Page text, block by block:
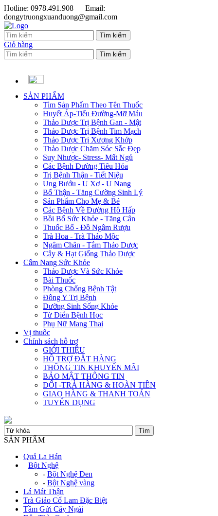
Hotline: 0978.491.908
Email:
dongytruongxuanduong@gmail.com
Giỏ hàng
SẢN PHẨM
Tìm Sản Phẩm Theo Tên Thuốc
Huyết Áp-Tiểu Đường-Mỡ Máu
Thảo Dược Trị Bệnh Gan - Mật
Thảo Dược Trị Bệnh Tim Mạch
Thảo Dược Trị Xương Khớp
Thảo Dược Chăm Sóc Sắc Đẹp
Suy Nhược- Stress- Mất Ngủ
Các Bệnh Đường Tiêu Hóa
Trị Bệnh Thận - Tiết Niệu
Ung Bướu - U Xơ - U Nang
Bổ Thận - Tăng Cường Sinh Lý
Sản Phẩm Cho Mẹ & Bé
Các Bệnh Về Đường Hô Hấp
Bồi Bổ Sức Khỏe - Tăng Cân
Thuốc Bổ - Đồ Ngâm Rượu
Trà Hoa - Trà Thảo Mộc
Ngâm Chân - Tắm Thảo Dược
Cây & Hạt Giống Thảo Dược
Cẩm Nang Sức Khỏe
Thảo Dược Và Sức Khỏe
Bài Thuốc
Phòng Chống Bệnh Tật
Đông Y Trị Bệnh
Dưỡng Sinh Sống Khỏe
Từ Điển Bệnh Học
Phụ Nữ Mang Thai
Vị thuốc
Chính sách hỗ trợ
GIỚI THIỆU
HỖ TRỢ ĐẶT HÀNG
THÔNG TIN KHUYẾN MÃI
BẢO MẬT THÔNG TIN
ĐỔI -TRẢ HÀNG & HOÀN TIỀN
GIAO HÀNG & THANH TOÁN
TUYỂN DỤNG
SẢN PHẨM
Quả La Hán
Bột Nghệ
- Bột Nghệ Đen
- Bột Nghệ vàng
Lá Mát Thận
Trà Giảo Cổ Lam Đặc Biệt
Tầm Gửi Cây Ngái